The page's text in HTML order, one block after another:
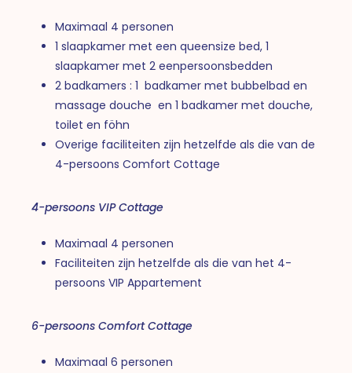
Maximaal 4 personen
1 slaapkamer met een queensize bed, 1
slaapkamer met 2 eenpersoonsbedden
2 badkamers : 1 badkamer met bubbelbad en
massage douche en 1 badkamer met douche,
toilet en föhn
Overige faciliteiten zijn hetzelfde als die van de
4-persoons Comfort Cottage
4-persoons VIP Cottage
Maximaal 4 personen
Faciliteiten zijn hetzelfde als die van het 4-
persoons VIP Appartement
6-persoons Comfort Cottage
Maximaal 6 personen